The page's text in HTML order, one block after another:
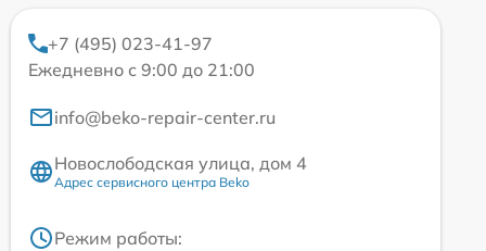
+7 (495) 023-41-97
Ежедневно с 9:00 до 21:00
info@beko-repair-center.ru
Новослободская улица, дом 4
Адрес сервисного центра Beko
Режим работы: